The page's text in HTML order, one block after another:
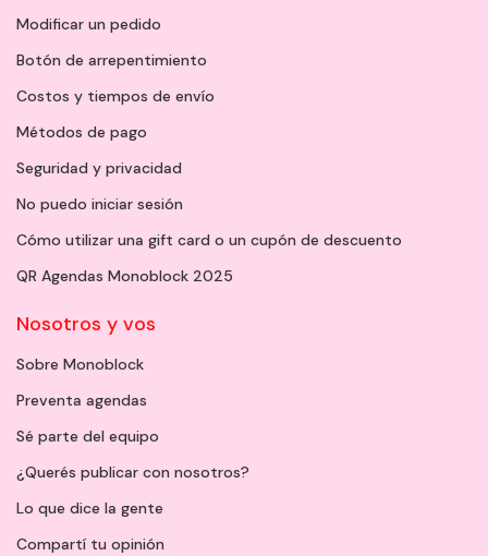
Modificar un pedido
Botón de arrepentimiento
Costos y tiempos de envío
Métodos de pago
Seguridad y privacidad
No puedo iniciar sesión
Cómo utilizar una gift card o un cupón de descuento
QR Agendas Monoblock 2025
Nosotros y vos
Sobre Monoblock
Preventa agendas
Sé parte del equipo
¿Querés publicar con nosotros?
Lo que dice la gente
Compartí tu opinión